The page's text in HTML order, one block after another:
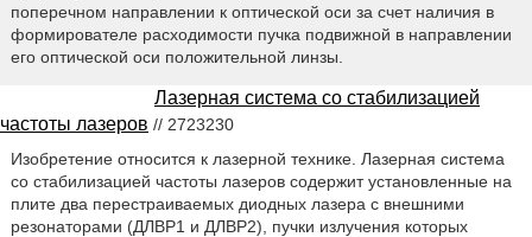
поперечном направлении к оптической оси за счет наличия в
формирователе расходимости пучка подвижной в направлении
его оптической оси положительной линзы.
Лазерная система со стабилизацией
частоты лазеров // 2723230
Изобретение относится к лазерной технике. Лазерная система
со стабилизацией частоты лазеров содержит установленные на
плите два перестраиваемых диодных лазера с внешними
резонаторами (ДЛВР1 и ДЛВР2), пучки излучения которых